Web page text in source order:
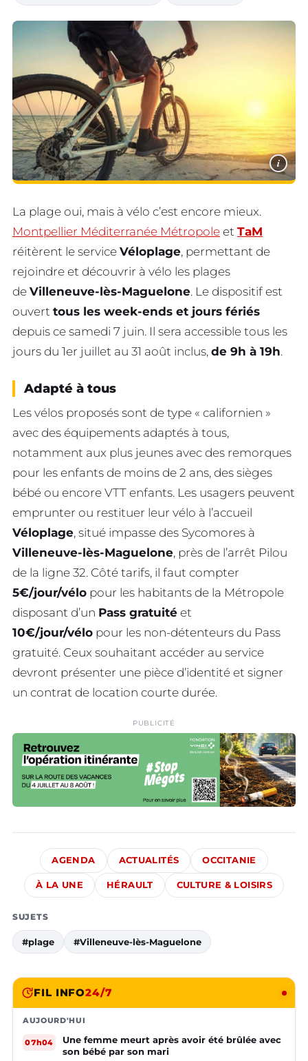
i
La plage oui, mais à vélo c’est encore mieux.
Montpellier Méditerranée Métropole et TaM
réitèrent le service Véloplage, permettant de
rejoindre et découvrir à vélo les plages
de Villeneuve-lès-Maguelone. Le dispositif est
ouvert tous les week-ends et jours fériés
depuis ce samedi 7 juin. Il sera accessible tous les
jours du 1er juillet au 31 août inclus, de 9h à 19h.
Adapté à tous
Les vélos proposés sont de type « californien »
avec des équipements adaptés à tous,
notamment aux plus jeunes avec des remorques
pour les enfants de moins de 2 ans, des sièges
bébé ou encore VTT enfants. Les usagers peuvent
emprunter ou restituer leur vélo à l’accueil
Véloplage, situé impasse des Sycomores à
Villeneuve-lès-Maguelone, près de l’arrêt Pilou
de la ligne 32. Côté tarifs, il faut compter
5€/jour/vélo pour les habitants de la Métropole
disposant d’un Pass gratuité et
10€/jour/vélo pour les non-détenteurs du Pass
gratuité. Ceux souhaitant accéder au service
devront présenter une pièce d’identité et signer
un contrat de location courte durée.
PUBLICITÉ
AGENDA ACTUALITÉS OCCITANIE
À LA UNE HÉRAULT CULTURE & LOISIRS
SUJETS
#plage #Villeneuve-lès-Maguelone
FIL INFO24/7
AUJOURD'HUI
07h04
Une femme meurt après avoir été brûlée avec
son bébé par son mari